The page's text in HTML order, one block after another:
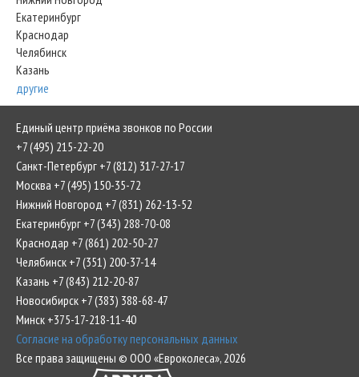
Екатеринбург
Краснодар
Челябинск
Казань
другие
Единый центр приёма звонков по России
+7 (495) 215-22-20
Санкт-Петербург +7 (812) 317-27-17
Москва +7 (495) 150-35-72
Нижний Новгород +7 (831) 262-13-52
Екатеринбург +7 (343) 288-70-08
Краснодар +7 (861) 202-50-27
Челябинск +7 (351) 200-37-14
Казань +7 (843) 212-20-87
Новосибирск +7 (383) 388-68-47
Минск +375-17-218-11-40
Согласие на обработку персональных данных
Все права защищены © ООО «Евроколеса», 2026